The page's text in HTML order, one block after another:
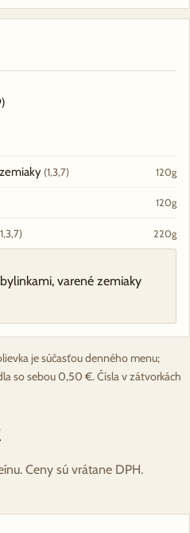
(1,3,7) 120g
120g
220g
varené zemiaky
je súčasťou denného menu;
so sebou 0,50 €. Čísla v zátvorkách
Ceny sú vrátane DPH.